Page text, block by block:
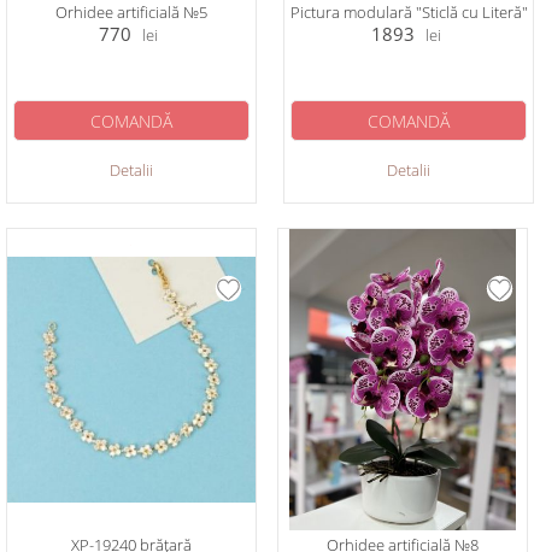
Orhidee artificială №5
770 lei
Detalii
COMANDĂ
Pictura modulară "Sticlă cu Literă"
1893 lei
Detalii
COMANDĂ
XP-19240 brățară Orhidee artificială №8